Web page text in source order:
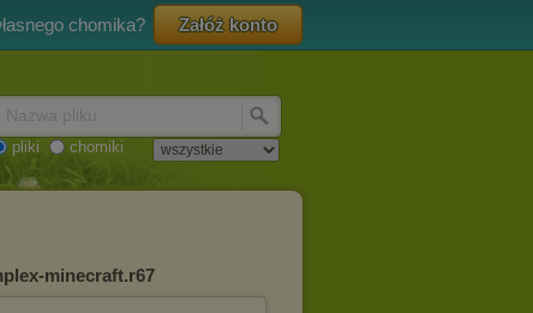
chomika? Załóż konto
pliki chomiki
minecraft.r67